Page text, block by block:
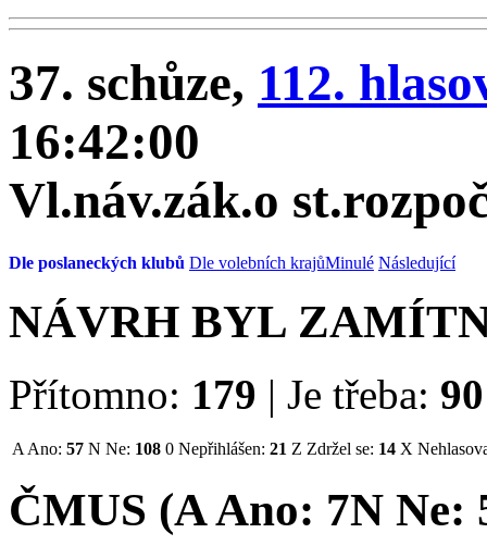
37. schůze, 112.
16:42:00
Vl.náv.zák.o
Dle poslaneckých klubů Dle volebních krajůMinulé Následující
NÁVRH BYL
Přítomno: 179 | Je třeba: 90
A Ano: 57 N Ne: 108 0 Nepřihlášen: 21 Z Zdržel se: 14 X
ČMUS (AAno: 7N Ne: